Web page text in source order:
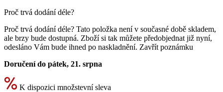
Proč trvá dodání déle?
Proč trvá dodání déle? Tato položka není v současné době skladem,
ale brzy bude dostupná. Zboží si tak můžete předobjednat již nyní,
odesláno Vám bude ihned po naskladnění. Zavřít poznámku
Doručení do pátek, 21. srpna
K dispozici množstevní sleva